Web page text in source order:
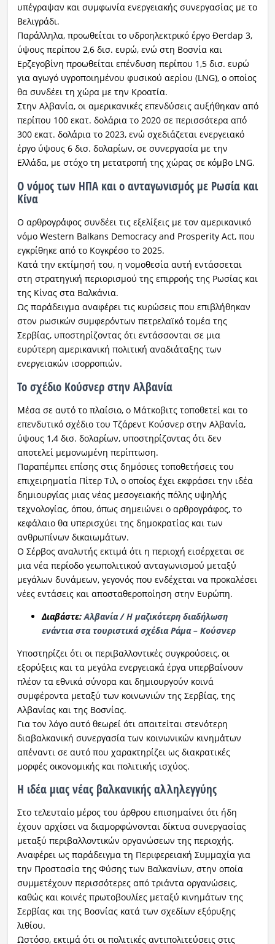
υπέγραψαν και συμφωνία ενεργειακής συνεργασίας με το
Βελιγράδι.
Παράλληλα, προωθείται το υδροηλεκτρικό έργο Đerdap 3,
ύψους περίπου 2,6 δισ. ευρώ, ενώ στη Βοσνία και
Ερζεγοβίνη προωθείται επένδυση περίπου 1,5 δισ. ευρώ
για αγωγό υγροποιημένου φυσικού αερίου (LNG), ο οποίος
θα συνδέει τη χώρα με την Κροατία.
Στην Αλβανία, οι αμερικανικές επενδύσεις αυξήθηκαν από
περίπου 100 εκατ. δολάρια το 2020 σε περισσότερα από
300 εκατ. δολάρια το 2023, ενώ σχεδιάζεται ενεργειακό
έργο ύψους 6 δισ. δολαρίων, σε συνεργασία με την
Ελλάδα, με στόχο τη μετατροπή της χώρας σε κόμβο LNG.
Ο νόμος των ΗΠΑ και ο ανταγωνισμός με Ρωσία και
Κίνα
Ο αρθρογράφος συνδέει τις εξελίξεις με τον αμερικανικό
νόμο Western Balkans Democracy and Prosperity Act, που
εγκρίθηκε από το Κογκρέσο το 2025.
Κατά την εκτίμησή του, η νομοθεσία αυτή εντάσσεται
στη στρατηγική περιορισμού της επιρροής της Ρωσίας και
της Κίνας στα Βαλκάνια.
Ως παράδειγμα αναφέρει τις κυρώσεις που επιβλήθηκαν
στον ρωσικών συμφερόντων πετρελαϊκό τομέα της
Σερβίας, υποστηρίζοντας ότι εντάσσονται σε μια
ευρύτερη αμερικανική πολιτική αναδιάταξης των
ενεργειακών ισορροπιών.
Το σχέδιο Κούσνερ στην Αλβανία
Μέσα σε αυτό το πλαίσιο, ο Μάτκοβιτς τοποθετεί και το
επενδυτικό σχέδιο του Τζάρεντ Κούσνερ στην Αλβανία,
ύψους 1,4 δισ. δολαρίων, υποστηρίζοντας ότι δεν
αποτελεί μεμονωμένη περίπτωση.
Παραπέμπει επίσης στις δημόσιες τοποθετήσεις του
επιχειρηματία Πίτερ Τιλ, ο οποίος έχει εκφράσει την ιδέα
δημιουργίας μιας νέας μεσογειακής πόλης υψηλής
τεχνολογίας, όπου, όπως σημειώνει ο αρθρογράφος, το
κεφάλαιο θα υπερισχύει της δημοκρατίας και των
ανθρωπίνων δικαιωμάτων.
Ο Σέρβος αναλυτής εκτιμά ότι η περιοχή εισέρχεται σε
μια νέα περίοδο γεωπολιτικού ανταγωνισμού μεταξύ
μεγάλων δυνάμεων, γεγονός που ενδέχεται να προκαλέσει
νέες εντάσεις και αποσταθεροποίηση στην Ευρώπη.
Διαβάστε: Αλβανία / Η μαζικότερη διαδήλωση
ενάντια στα τουριστικά σχέδια Ράμα – Κούσνερ
Υποστηρίζει ότι οι περιβαλλοντικές συγκρούσεις, οι
εξορύξεις και τα μεγάλα ενεργειακά έργα υπερβαίνουν
πλέον τα εθνικά σύνορα και δημιουργούν κοινά
συμφέροντα μεταξύ των κοινωνιών της Σερβίας, της
Αλβανίας και της Βοσνίας.
Για τον λόγο αυτό θεωρεί ότι απαιτείται στενότερη
διαβαλκανική συνεργασία των κοινωνικών κινημάτων
απέναντι σε αυτό που χαρακτηρίζει ως διακρατικές
μορφές οικονομικής και πολιτικής ισχύος.
Η ιδέα μιας νέας βαλκανικής αλληλεγγύης
Στο τελευταίο μέρος του άρθρου επισημαίνει ότι ήδη
έχουν αρχίσει να διαμορφώνονται δίκτυα συνεργασίας
μεταξύ περιβαλλοντικών οργανώσεων της περιοχής.
Αναφέρει ως παράδειγμα τη Περιφερειακή Συμμαχία για
την Προστασία της Φύσης των Βαλκανίων, στην οποία
συμμετέχουν περισσότερες από τριάντα οργανώσεις,
καθώς και κοινές πρωτοβουλίες μεταξύ κινημάτων της
Σερβίας και της Βοσνίας κατά των σχεδίων εξόρυξης
λιθίου.
Ωστόσο, εκτιμά ότι οι πολιτικές αντιπολιτεύσεις στις